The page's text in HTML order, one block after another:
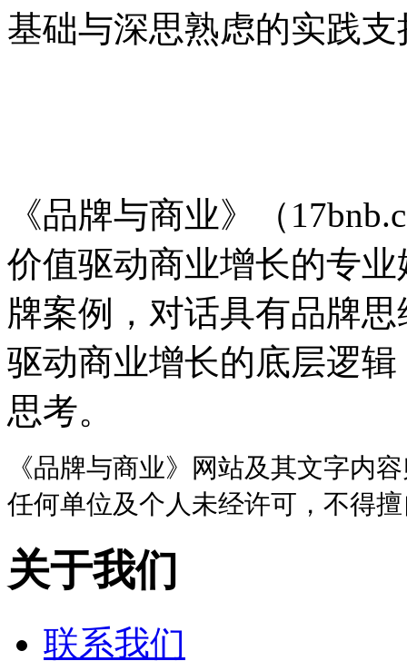
基础与深思熟虑的实践支
《品牌与商业》（
价值驱动商业增长的专
牌案例，对话具有品牌
驱动商业增长的底层逻
思考。
《品牌与商业》网站及其文字内
任何单位及个人未经许可，不得
关于我们
联系我们